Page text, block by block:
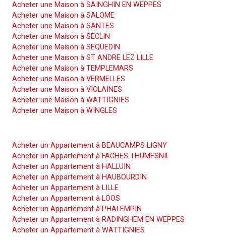
Acheter une Maison à SAINGHIN EN WEPPES
Acheter une Maison à SALOME
Acheter une Maison à SANTES
Acheter une Maison à SECLIN
Acheter une Maison à SEQUEDIN
Acheter une Maison à ST ANDRE LEZ LILLE
Acheter une Maison à TEMPLEMARS
Acheter une Maison à VERMELLES
Acheter une Maison à VIOLAINES
Acheter une Maison à WATTIGNIES
Acheter une Maison à WINGLES
Acheter un Appartement à BEAUCAMPS LIGNY
Acheter un Appartement à FACHES THUMESNIL
Acheter un Appartement à HALLUIN
Acheter un Appartement à HAUBOURDIN
Acheter un Appartement à LILLE
Acheter un Appartement à LOOS
Acheter un Appartement à PHALEMPIN
Acheter un Appartement à RADINGHEM EN WEPPES
Acheter un Appartement à WATTIGNIES